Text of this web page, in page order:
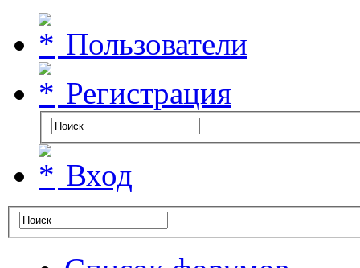
Пользователи
Регистрация
Вход